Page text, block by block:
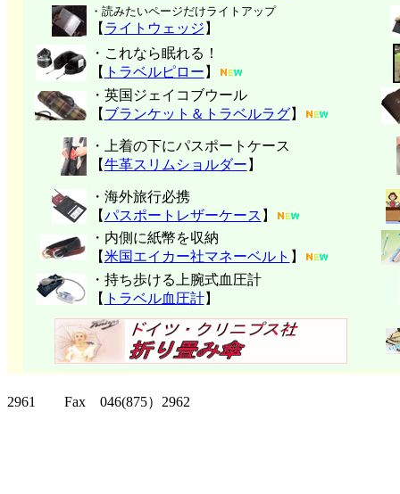
・読みたいページだけライトアップ
【 ライトウェッジ 】
・これなら眠れる！
【 トラベルピロー 】
・英国ジェイコブウール
【 ブランケット＆トラベルラグ】
・上着の下にパスポートケース
【牛革スリムショルダー 】
・海外旅行必携
【パスポートレザーケース 】
・内側に紙幣を収納
【米国エイカー社マネーベルト 】
・持ち歩ける上腕式血圧計
【 トラベル血圧計】
2961 Fax 046(875）2962